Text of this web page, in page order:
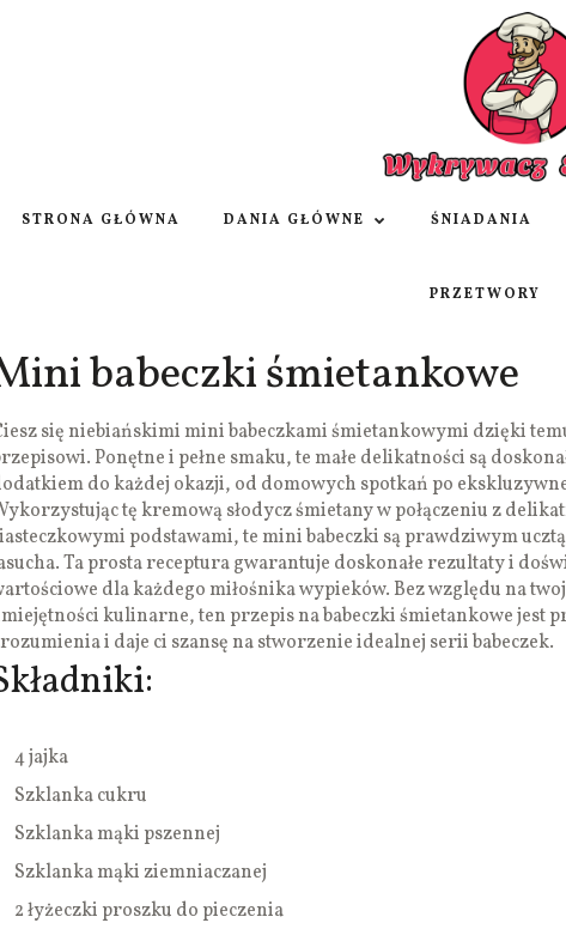
STRONA GŁÓWNA DANIA GŁÓWNE ŚNIADANIA
PRZETWORY
babeczki śmietankowe
się niebiańskimi mini babeczkami śmietankowymi dzięki
Ponętne i pełne smaku, te małe delikatności są
do każdej okazji, od domowych spotkań po
tę kremową słodycz śmietany w połączeniu z
podstawami, te mini babeczki są prawdziwym
Ta prosta receptura gwarantuje doskonałe rezultaty i
dla każdego miłośnika wypieków. Bez względu na
kulinarne, ten przepis na babeczki śmietankowe jest
i daje ci szansę na stworzenie idealnej serii babeczek.
4 jajka
Szklanka cukru
Szklanka mąki pszennej
Szklanka mąki ziemniaczanej
2 łyżeczki proszku do pieczenia